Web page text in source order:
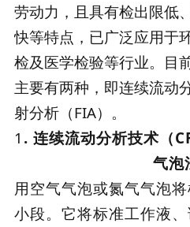
劳动力，且具有检出限低
快等特点，已广泛应用于
检及医学检验等行业。目
主要有两种，即连续流动
射分析（FIA）。
1 . 连续流动分析技术（
气泡
用空气气泡或氮气气泡
小段。它将标准工作液